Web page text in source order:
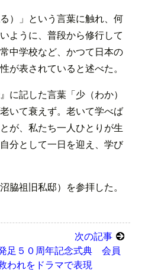
）」という言葉に触れ、何
ように、普段から修行して
中学校など、かつて日本の
が表されていると述べた。
に記した言葉「少（わか）
いて衰えず。老いて学べば
が、私たち一人ひとりが生
分として一日を迎え、学び
脇祖旧私邸）を参拝した。
次の記事
足５０周年記念式典 会員
われをドラマで表現